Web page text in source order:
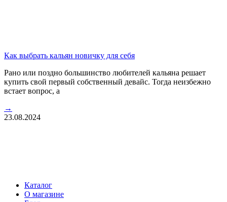
Как выбрать кальян новичку для себя
Рано или поздно большинство любителей кальяна решает
купить свой первый собственный девайс. Тогда неизбежно
встает вопрос, а
→
23.08.2024
Каталог
О магазине